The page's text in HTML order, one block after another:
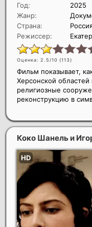
Год:
2025
Жанр:
Страна:
Режиссер:
Оценка: 2.5/10 (113)
Фильм показывает,
Херсонской
религиозные
реконструкцию в
Коко Шанель и